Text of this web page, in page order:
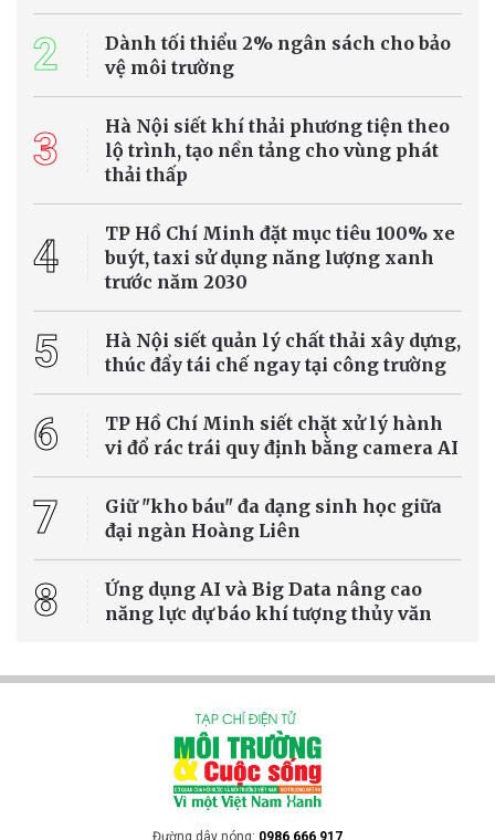
TP.HCM giảm chôn lấp, tăng đốt rác phát
điện
TP.HCM đang đẩy mạnh lộ trình chuyển đổi phương thức xử lý chất
thải rắn sinh hoạt từ chôn lấp sang đốt rác phát điện và tái chế,
nhằm giảm áp lực môi trường, tiết kiệm quỹ đất và từng bước xây
dựng nền kinh tế tuần hoàn. Mục tiêu đến năm 2030, trên 90%
lượng rác sinh hoạt sẽ được xử lý bằng công nghệ hiện đại.
Môi trường - Tài nguyên
Xem tử vi hôm nay, tử vi 12 con giáp ngày
3/8/2026: Tuổi Thìn đón lộc lớn, tuổi Tỵ công